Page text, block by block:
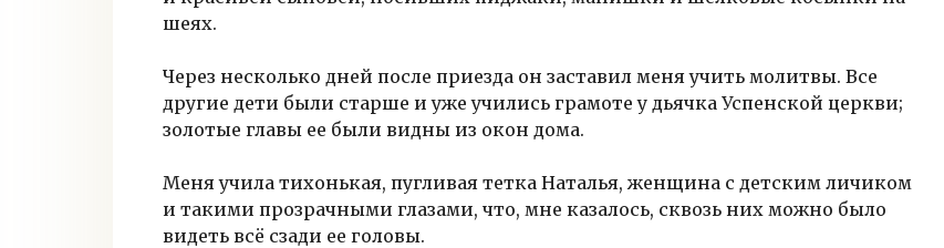
шеях.
Через несколько дней после приезда он заставил меня учить молитвы. Все
другие дети были старше и уже учились грамоте у дьячка Успенской церкви;
золотые главы ее были видны из окон дома.
Меня учила тихонькая, пугливая тетка Наталья, женщина с детским личиком
и такими прозрачными глазами, что, мне казалось, сквозь них можно было
видеть всё сзади ее головы.